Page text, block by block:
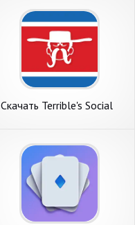
на Андроид
Скачать Terrible's Social